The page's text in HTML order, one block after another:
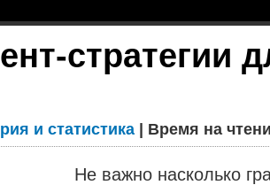
стратегии
и статистика | Время на
Не важно насколько